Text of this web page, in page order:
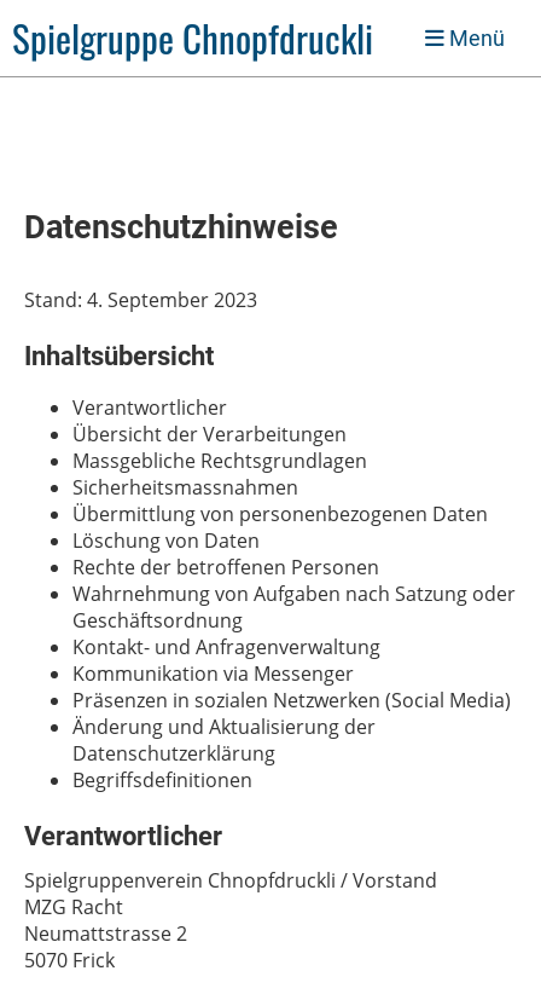
Spielgruppe Chnopfdruckli Menü
Datenschutzhinweise
Stand: 4. September 2023
Inhaltsübersicht
Verantwortlicher
Übersicht der Verarbeitungen
Massgebliche Rechtsgrundlagen
Sicherheitsmassnahmen
Übermittlung von personenbezogenen Daten
Löschung von Daten
Rechte der betroffenen Personen
Wahrnehmung von Aufgaben nach Satzung oder
Geschäftsordnung
Kontakt- und Anfragenverwaltung
Kommunikation via Messenger
Präsenzen in sozialen Netzwerken (Social Media)
Änderung und Aktualisierung der
Datenschutzerklärung
Begriffsdefinitionen
Verantwortlicher
Spielgruppenverein Chnopfdruckli / Vorstand
MZG Racht
Neumattstrasse 2
5070 Frick